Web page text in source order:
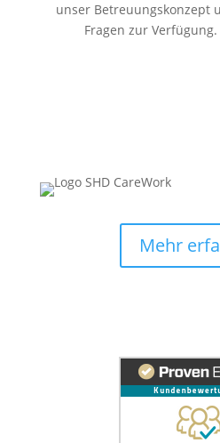
unser Betreuungskonzept
Fragen zur Verfügung.
Mehr